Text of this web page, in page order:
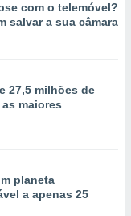
com o telemóvel?
salvar a sua câmara
27,5 milhões de
maiores
planeta
a apenas 25